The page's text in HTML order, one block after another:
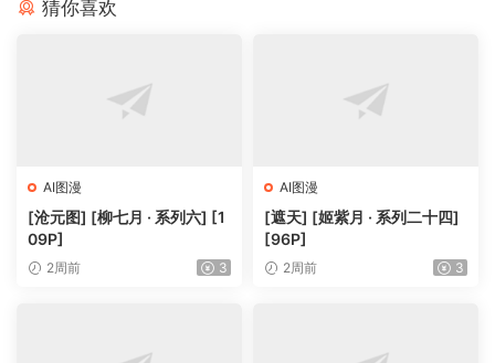
猜你喜欢
AI图漫
[沧元图] [柳七月 · 系列六] [1
09P]
2周前 3
AI图漫
[遮天] [姬紫月 · 系列二十四]
[96P]
2周前 3